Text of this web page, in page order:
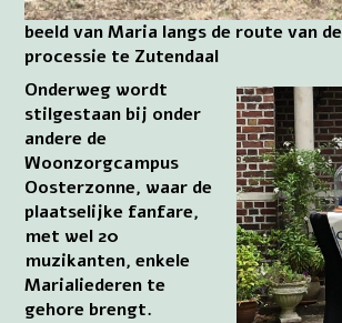
beeld van Maria langs de route van de
processie te Zutendaal
Onderweg wordt
stilgestaan bij onder
andere de
Woonzorgcampus
Oosterzonne, waar de
plaatselijke fanfare,
met wel 20
muzikanten, enkele
Marialiederen te
gehore brengt.